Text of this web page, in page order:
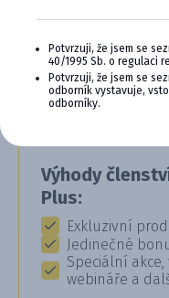
CYMEDICA
SE VYPLÁCÍ
Staňte se
Cymedica Plus a
Výhody
Plus:
Exkluzivní
Jedinečné
Speciální
webináře a
Potvrzuji, že jsem se
40/1995 Sb. o regulaci
Potvrzuji, že jsem se
odborník vystavuje,
odborníky.